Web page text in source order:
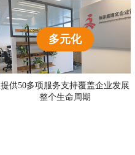
多元化
提供50多项服务支持覆盖企业发展
整个生命周期